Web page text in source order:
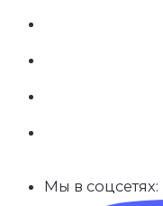
Мы в соцсетях: